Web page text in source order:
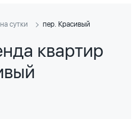
сутки пер. Красивый
квартир